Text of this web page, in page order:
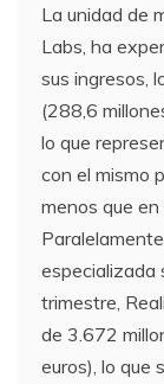
La unidad de
Labs, ha
sus ingresos,
(288,6
lo que
con el mismo
menos que
especializada
trimestre,
de 3.672
euros), lo que